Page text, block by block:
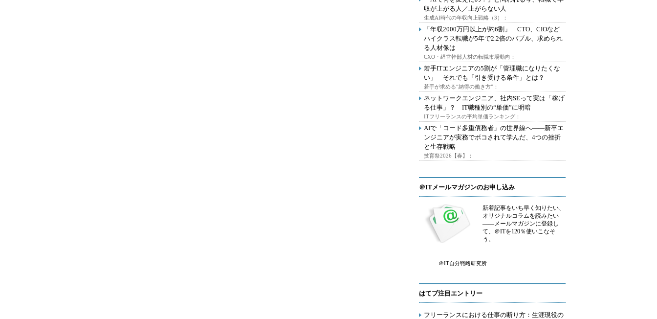
収が上がる人／上がらない人
生成AI時代の年収向上戦略（3）：
「年収2000万円以上が約6割」 CTO、CIOなど
ハイクラス転職が5年で2.2倍のバブル、求められ
る人材像は
CXO・経営幹部人材の転職市場動向：
若手ITエンジニアの5割が「管理職になりたくな
い」 それでも「引き受ける条件」とは？
若手が求める“納得の働き方”：
ネットワークエンジニア、社内SEって実は「稼げ
る仕事」？ IT職種別の“単価”に明暗
ITフリーランスの平均単価ランキング：
AIで「コード多重債務者」の世界線へ――新卒エ
ンジニアが実務でボコされて学んだ、4つの挫折
と生存戦略
技育祭2026【春】：
＠ITメールマガジンのお申し込み
新着記事をいち早く知りたい、
オリジナルコラムを読みたい
――メールマガジンに登録し
て、＠ITを120％使いこなそ
う。
＠IT自分戦略研究所
はてブ注目エントリー
フリーランスにおける仕事の断り方：生涯現役の